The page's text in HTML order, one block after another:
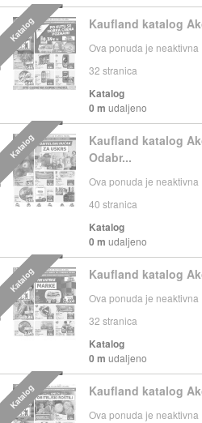
Kaufland katalog
Ova ponuda je neaktivna
32 stranica
Katalog
0 m udaljeno
Katalog
Kaufland katalog
Odabr...
Ova ponuda je neaktivna
40 stranica
Katalog
0 m udaljeno
Katalog
Kaufland katalog
Ova ponuda je neaktivna
32 stranica
Katalog
0 m udaljeno
Katalog
Kaufland katalog
Ova ponuda je neaktivna
Katalog